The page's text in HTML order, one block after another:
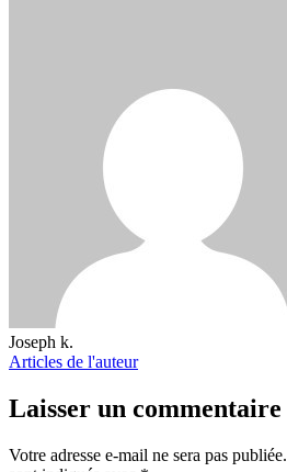
Joseph k.
Articles de l'auteur
Laisser un commentaire
Votre adresse e-mail ne sera pas publiée.